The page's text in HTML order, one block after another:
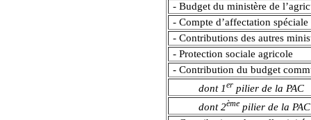
- Budget du ministère de
- Compte d’affectation
- Contributions des autres
- Protection sociale agricole
- Contribution du budget
dont 1er pilier de la PAC
dont 2ème pilier de la PAC